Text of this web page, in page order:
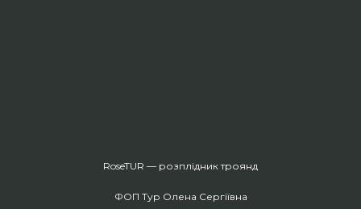
RoseTUR — розплідник троянд
ФОП Тур Олена Сергіївна